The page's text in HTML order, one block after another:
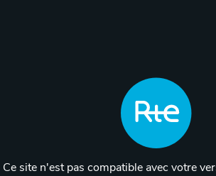
Ce site n'est pas compatible avec votre